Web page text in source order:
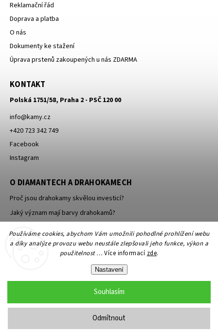
Používáme cookies, abychom Vám umožnili pohodlné prohlížení webu
a díky analýze provozu webu neustále zlepšovali jeho funkce, výkon a
použitelnost … Více informací zde.
Nastavení
Odmítnout
Souhlasím
Reklamační řád
Doprava a platba
O nás
Dokumenty ke stažení
Úprava prstenů zakoupených u nás ZDARMA
KONTAKT
Polská 1751/58, Praha 2 - PSČ 120 00
info@kamy.cz
+420 723 342 749
Facebook
Instagram
O DIAMANTECH A DRAHOKAMECH
Proč jsou drahokamy skvělou investicí?
Jaký význam mají barvy drahokamů?
práva vyhrazena.
Grafický návrh vytvořil a nakódoval